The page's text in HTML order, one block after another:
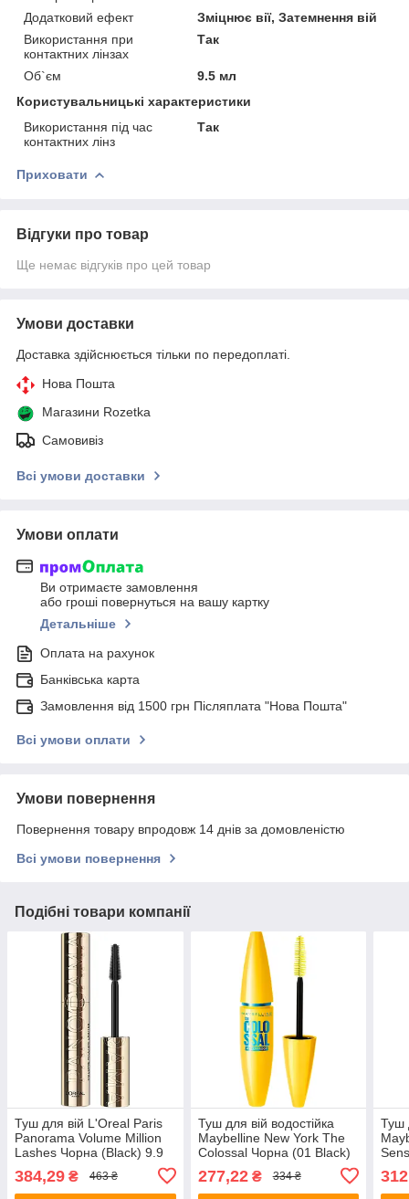
Додатковий ефект
Зміцнює вії, Затемнення вій
Використання при
контактних лінзах
Так
Об`єм
9.5 мл
Користувальницькі характеристики
Використання під час
контактних лінз
Так
Приховати
Відгуки про товар
Ще немає відгуків про цей товар
Умови доставки
Доставка здійснюється тільки по передоплаті.
Нова Пошта
Магазини Rozetka
Самовивіз
Всі умови доставки
Умови оплати
Ви отримаєте замовлення
або гроші повернуться на вашу картку
Детальніше
Оплата на рахунок
Банківська карта
Замовлення від 1500 грн Післяплата "Нова Пошта"
Всі умови оплати
Умови повернення
Повернення товару впродовж 14 днів за домовленістю
Всі умови повернення
Подібні товари компанії
Туш для вій L'Oreal Paris
Panorama Volume Million
Lashes Чорна (Black) 9.9
384,29 ₴ 463 ₴
Туш для вій водостійка
Maybelline New York The
Colossal Чорна (01 Black)
277,22₴ 334 ₴
Туш